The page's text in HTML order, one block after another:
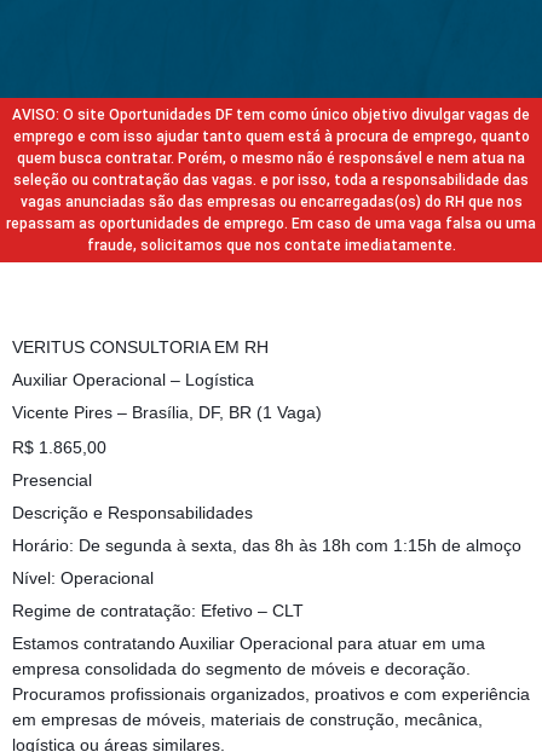
AVISO: O site Oportunidades DF tem como único objetivo divulgar vagas de
emprego e com isso ajudar tanto quem está à procura de emprego, quanto
quem busca contratar. Porém, o mesmo não é responsável e nem atua na
seleção ou contratação das vagas. e por isso, toda a responsabilidade das
vagas anunciadas são das empresas ou encarregadas(os) do RH que nos
repassam as oportunidades de emprego. Em caso de uma vaga falsa ou uma
fraude, solicitamos que nos contate imediatamente.
VERITUS CONSULTORIA EM RH
Auxiliar Operacional – Logística
Vicente Pires – Brasília, DF, BR (1 Vaga)
R$ 1.865,00
Presencial
Descrição e Responsabilidades
Horário: De segunda à sexta, das 8h às 18h com 1:15h de almoço
Nível: Operacional
Regime de contratação: Efetivo – CLT
Estamos contratando Auxiliar Operacional para atuar em uma
empresa consolidada do segmento de móveis e decoração.
Procuramos profissionais organizados, proativos e com experiência
em empresas de móveis, materiais de construção, mecânica,
logística ou áreas similares.